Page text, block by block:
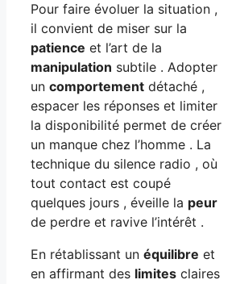
Pour faire évoluer la situation ,
il convient de miser sur la
patience et l’art de la
manipulation subtile . Adopter
un comportement détaché ,
espacer les réponses et limiter
la disponibilité permet de créer
un manque chez l’homme . La
technique du silence radio , où
tout contact est coupé
quelques jours , éveille la peur
de perdre et ravive l’intérêt .
En rétablissant un équilibre et
en affirmant des limites claires